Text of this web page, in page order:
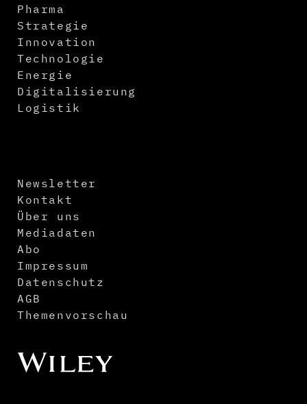
Pharma
Strategie
Innovation
Technologie
Energie
Digitalisierung
Logistik
Newsletter
Kontakt
Über uns
Mediadaten
Abo
Impressum
Datenschutz
AGB
Themenvorschau